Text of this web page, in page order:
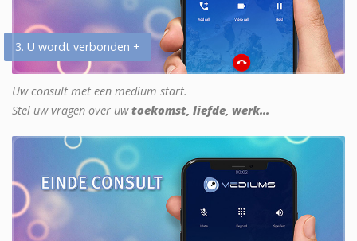
3. U wordt verbonden +
Uw consult met een medium start.
Stel uw vragen over uwtoekomst, liefde, werk...